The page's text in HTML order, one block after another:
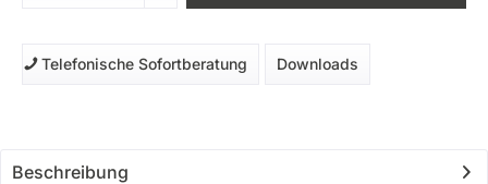
Telefonische Sofortberatung Downloads
Beschreibung